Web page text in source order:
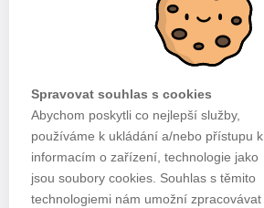
Spravovat souhlas s cookies
Abychom poskytli co nejlepší služby,
používáme k ukládání a/nebo přístupu k
informacím o zařízení, technologie jako
jsou soubory cookies. Souhlas s těmito
technologiemi nám umožní zpracovávat